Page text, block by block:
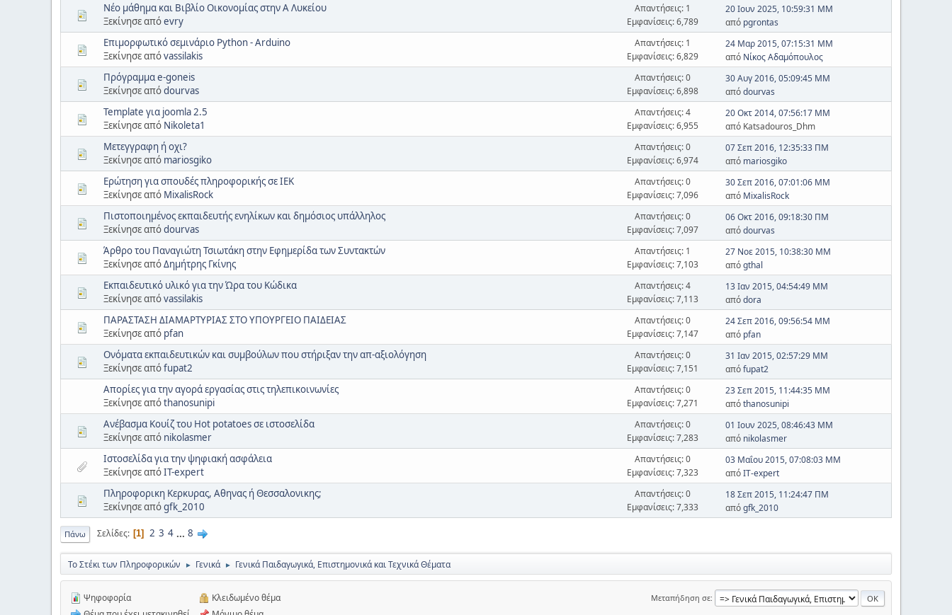
Νέο μάθημα και Βιβλίο Οικονομίας στην Α Λυκείου
Ξεκίνησε απόevry
Απαντήσεις: 1
Εμφανίσεις: 6,789
20 Ιουν 2025, 10:59:31 ΜΜ
από pgrontas
Επιμορφωτικό σεμινάριο Python - Arduino
Ξεκίνησε απόvassilakis
Απαντήσεις: 1
Εμφανίσεις: 6,829
24 Μαρ 2015, 07:15:31 ΜΜ
από Νίκος Αδαμόπουλος
Πρόγραμμα e-goneis
Ξεκίνησε απόdourvas
Απαντήσεις: 0
Εμφανίσεις: 6,898
30 Αυγ 2016, 05:09:45 ΜΜ
απόdourvas
Template για joomla 2.5
Ξεκίνησε από Nikoleta1
Απαντήσεις: 4
Εμφανίσεις: 6,955
20 Οκτ 2014, 07:56:17 ΜΜ
από Katsadouros_Dhm
Μετεγγραφη ή οχι?
Ξεκίνησε από mariosgiko
Απαντήσεις: 0
Εμφανίσεις: 6,974
07 Σεπ 2016, 12:35:33 ΠΜ
από mariosgiko
Ερώτηση για σπουδές πληροφορικής σε ΙΕΚ
Ξεκίνησε από MixalisRock
Απαντήσεις: 0
Εμφανίσεις: 7,096
30 Σεπ 2016, 07:01:06 ΜΜ
από MixalisRock
Πιστοποιημένος εκπαιδευτής ενηλίκων και δημόσιος υπάλληλος
Ξεκίνησε απόdourvas
Απαντήσεις: 0
Εμφανίσεις: 7,097
06 Οκτ 2016, 09:18:30 ΠΜ
απόdourvas
Άρθρο του Παναγιώτη Τσιωτάκη στην Εφημερίδα των Συντακτών
Ξεκίνησε απόΔημήτρης Γκίνης
Απαντήσεις: 1
Εμφανίσεις: 7,103
27 Νοε 2015, 10:38:30 ΜΜ
απόgthal
Εκπαιδευτικό υλικό για την Ώρα του Κώδικα
Ξεκίνησε απόvassilakis
Απαντήσεις: 4
Εμφανίσεις: 7,113
13 Ιαν 2015, 04:54:49 ΜΜ
απόdora
ΠΑΡΑΣΤΑΣΗ ΔΙΑΜΑΡΤΥΡΙΑΣ ΣΤΟ ΥΠΟΥΡΓΕΙΟ ΠΑΙΔΕΙΑΣ
Ξεκίνησε από pfan
Απαντήσεις: 0
Εμφανίσεις: 7,147
24 Σεπ 2016, 09:56:54 ΜΜ
από pfan
Ονόματα εκπαιδευτικών και συμβούλων που στήριξαν την απ-αξιολόγηση
Ξεκίνησε απόfupat2
Απαντήσεις: 0
Εμφανίσεις: 7,151
31 Ιαν 2015, 02:57:29 ΜΜ
απόfupat2
Απορίες για την αγορά εργασίας στις τηλεπικοινωνίες
Ξεκίνησε απόthanosunipi
Απαντήσεις: 0
Εμφανίσεις: 7,271
23 Σεπ 2015, 11:44:35 ΜΜ
απόthanosunipi
Ανέβασμα Κουίζ του Hot potatoes σε ιστοσελίδα
Ξεκίνησε από nikolasmer
Απαντήσεις: 0
Εμφανίσεις: 7,283
01 Ιουν 2025, 08:46:43 ΜΜ
από nikolasmer
Ιστοσελίδα για την ψηφιακή ασφάλεια
Ξεκίνησε απόIT-expert
Απαντήσεις: 0
Εμφανίσεις: 7,323
03 Μαΐου 2015, 07:08:03 ΜΜ
απόIT-expert
Πληροφορικη Κερκυρας, Αθηνας ή Θεσσαλονικης;
Ξεκίνησε απόgfk_2010
Απαντήσεις: 0
Εμφανίσεις: 7,333
18 Σεπ 2015, 11:24:47 ΠΜ
απόgfk_2010
Πάνω Σελίδες 1 2 3 4 ... 8
Το Στέκι των Πληροφορικών ► Γενικά ► Γενικά Παιδαγωγικά, Επιστημονικά και Τεχνικά Θέματα
Μεταπήδηση σε
Ψηφοφορία
Κλειδωμένο θέμα